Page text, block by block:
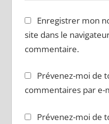
Enregistrer mon
site dans le
commentaire.
Prévenez-moi de
commentaires par e-
Prévenez-moi de